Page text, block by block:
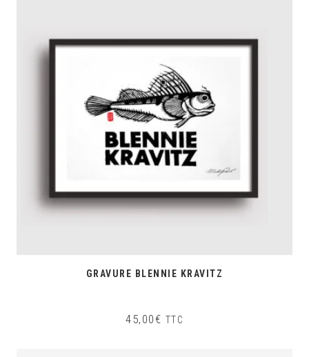
GRAVURE BLENNIE KRAVITZ
45,00€ TTC